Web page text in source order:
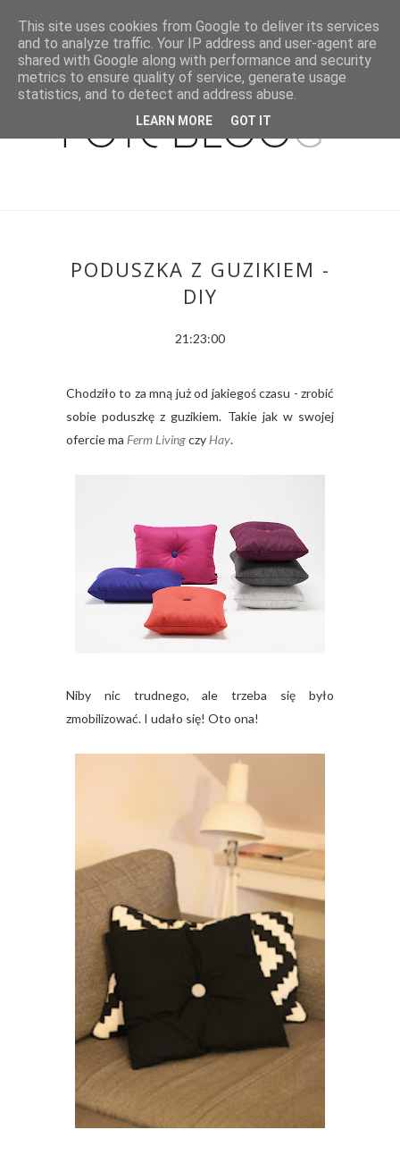
PODUSZKA Z GUZIKIEM -
DIY
21:23:00
Chodziło to za mną już od jakiegoś czasu - zrobić
sobie poduszkę z guzikiem. Takie jak w swojej
ofercie ma Ferm Livingczy Hay.
Niby nic trudnego, ale trzeba się było
zmobilizować. I udało się! Oto ona!
This site uses cookies from Google to deliver its services
and to analyze traffic. Your IP address and user-agent are
shared with Google along with performance and security
metrics to ensure quality of service, generate usage
statistics, and to detect and address abuse.
LEARN MORE GOT IT